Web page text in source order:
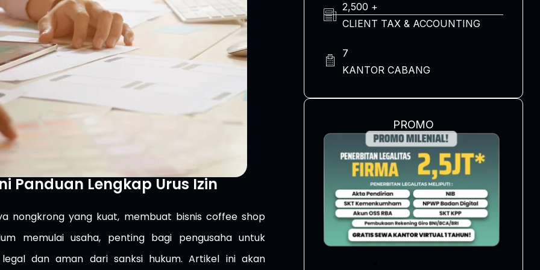
Panduan Lengkap Urus Izin
nongkrong yang kuat, membuat bisnis coffee shop
memulai usaha, penting bagi pengusaha untuk
dan aman dari sanksi hukum. Artikel ini akan
2,500 +
CLIENT TAX & ACCOUNTING
7
KANTOR CABANG
PROMO